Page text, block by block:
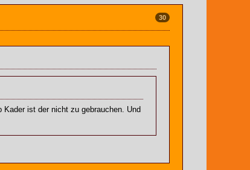
30
ist der nicht zu gebrauchen. Und